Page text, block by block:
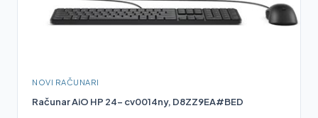
NOVI RAČUNARI
Računar AiO HP 24- cv0014ny, D8ZZ9EA#BED